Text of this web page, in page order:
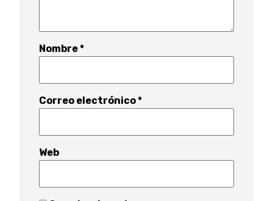
Nombre*
Correo electrónico*
Web